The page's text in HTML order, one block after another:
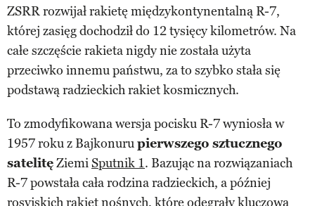
ZSRR rozwijał rakietę międzykontynentalną R-7,
której zasięg dochodził do 12 tysięcy kilometrów. Na
całe szczęście rakieta nigdy nie została użyta
przeciwko innemu państwu, za to szybko stała się
podstawą radzieckich rakiet kosmicznych.
To zmodyfikowana wersja pocisku R-7 wyniosła w
1957 roku z Bajkonurupierwszego sztucznego
satelitęZiemiSputnik 1. Bazując na rozwiązaniach
R-7 powstała cała rodzina radzieckich, a później
rosyjskich rakiet nośnych, które odegrały kluczową